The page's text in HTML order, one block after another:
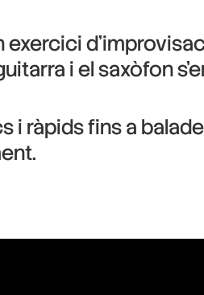
i el saxòfon
i ràpids fins a